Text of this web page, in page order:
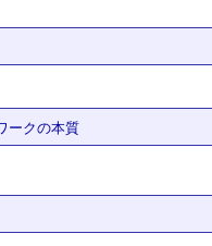
ークの本質